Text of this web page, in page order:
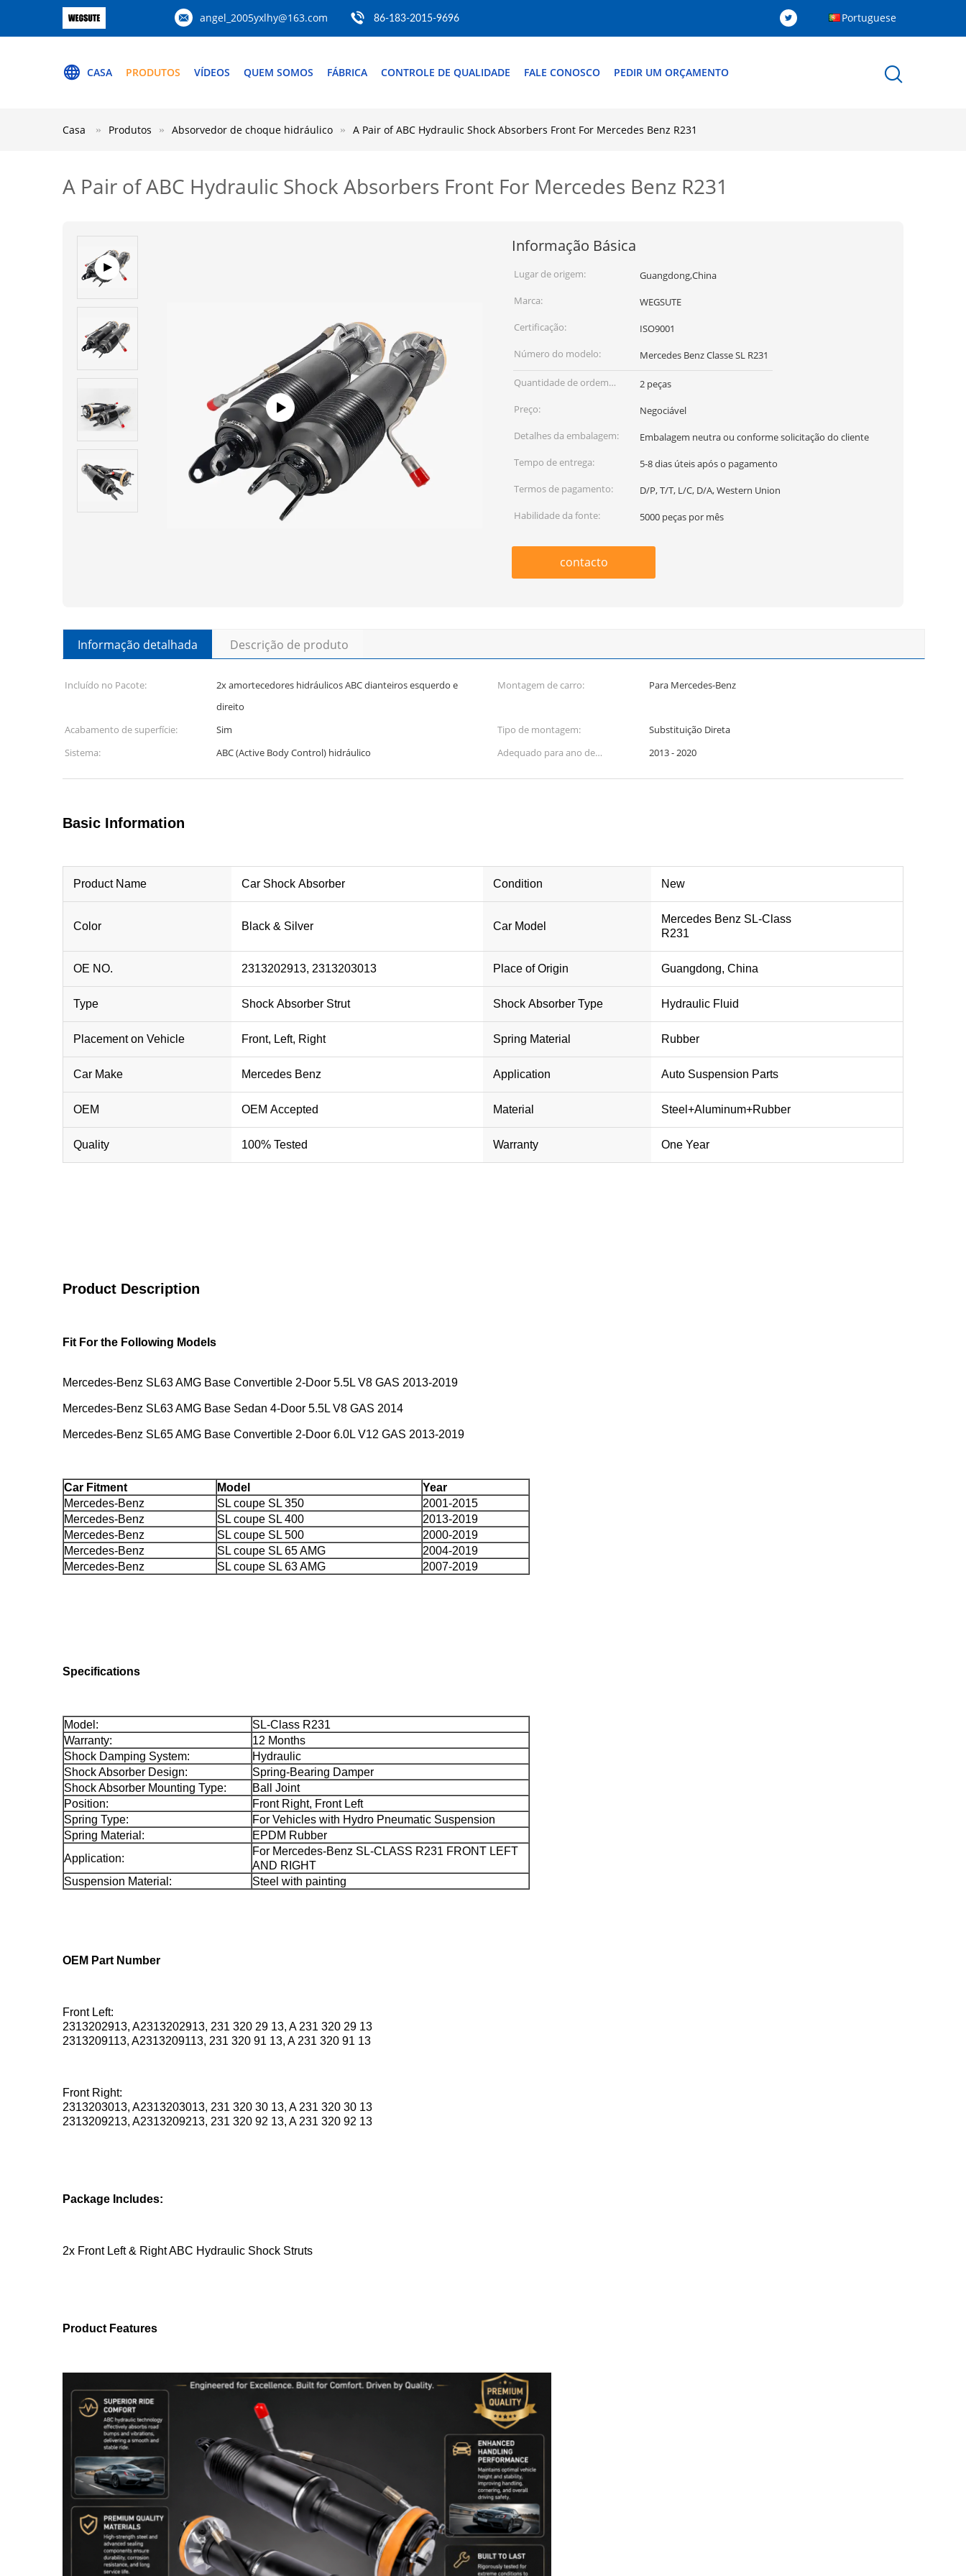
angel_2005yxlhy@163.com 86-183-2015-9696 Portuguese
CASA PRODUTOS VÍDEOS QUEM SOMOS FÁBRICA CONTROLE DE QUALIDADE FALE CONOSCO PEDIR UM ORÇAMENTO
Casa Produtos Absorvedor de choque hidráulico A Pair of ABC Hydraulic Shock Absorbers Front For Mercedes Benz R231
A Pair of ABC Hydraulic Shock Absorbers Front For Mercedes Benz R231
Informação Básica
Lugar de origem:
Guangdong,China
Marca:
WEGSUTE
Certificação:
ISO9001
Número do modelo:
Mercedes Benz Classe SL R231
Quantidade de ordem
mínima:
2 peças
Preço:
Negociável
Detalhes da embalagem:
Embalagem neutra ou conforme solicitação do cliente
Tempo de entrega:
5-8 dias úteis após o pagamento
Termos de pagamento:
D/P, T/T, L/C, D/A, Western Union
Habilidade da fonte:
5000 peças por mês
contacto
Informação detalhada Descrição de produto
Incluído no Pacote:
2x amortecedores hidráulicos ABC dianteiros esquerdo e
direito
Montagem de carro: Para Mercedes-Benz
Acabamento de superfície: Sim Tipo de montagem:
Substituição Direta
Sistema:
ABC (Active Body Control) hidráulico
Adequado para ano de
2013 - 2020
Basic Information
Product Name Car Shock Absorber Condition New
Color Black & Silver Car Model
Mercedes Benz SL-Class
R231
OE NO. 2313202913, 2313203013 Place of Origin Guangdong, China
Type Shock Absorber Strut Shock Absorber Type Hydraulic Fluid
Placement on Vehicle Front, Left, Right Spring Material Rubber
Car Make Mercedes Benz Application Auto Suspension Parts
OEM OEM Accepted Material Steel+Aluminum+Rubber
Quality 100% Tested Warranty One Year
Product Description
Fit For the Following Models
Mercedes-Benz SL63 AMG Base Convertible 2-Door 5.5L V8 GAS 2013-2019
Mercedes-Benz SL63 AMG Base Sedan 4-Door 5.5L V8 GAS 2014
Mercedes-Benz SL65 AMG Base Convertible 2-Door 6.0L V12 GAS 2013-2019
Car Fitment Model
Year
Mercedes-Benz
SL coupe SL 350
2001-2015
Mercedes-Benz
SL coupe SL 400
2013-2019
Mercedes-Benz
SL coupe SL 500
2000-2019
Mercedes-Benz
SL coupe SL 65 AMG
2004-2019
Mercedes-Benz
SL coupe SL 63 AMG 2007-2019
Specifications
Model:
SL-Class R231
Warranty:
12 Months
Shock Damping System:
Hydraulic
Shock Absorber Design:
Spring-Bearing Damper
Shock Absorber Mounting Type:
Ball Joint
Position:
Front Right, Front Left
Spring Type:
For Vehicles with Hydro Pneumatic Suspension
Spring Material:
EPDM Rubber
Application:
For Mercedes-Benz SL-CLASS R231 FRONT LEFT
AND RIGHT
Suspension Material:
Steel with painting
OEM Part Number
Front Left:
2313202913, A2313202913, 231 320 29 13, A 231 320 29 13
2313209113, A2313209113, 231 320 91 13, A 231 320 91 13
Front Right:
2313203013, A2313203013, 231 320 30 13, A 231 320 30 13
2313209213, A2313209213, 231 320 92 13, A 231 320 92 13
Package Includes:
2x Front Left & Right ABC Hydraulic Shock Struts
Product Features